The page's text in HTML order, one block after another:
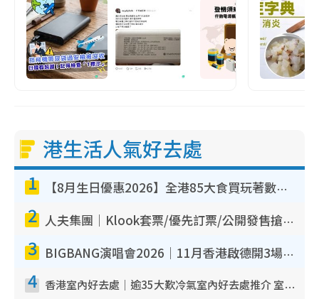
港生活人氣好去處
1 【8月生日優惠2026】全港85大食買玩著數攻略 自助餐/火鍋放題同行免費＋誠品/DONKI送現金券
2 人夫集團｜Klook套票/優先訂票/公開發售搶飛攻略！附票價.購票連結.場地座位表
3 BIGBANG演唱會2026｜11月香港啟德開3場！實名制VIP申請、優先購票攻略
4 香港室內好去處｜逾35大歎冷氣室內好去處推介 室內活動免費避雨無懼落雨